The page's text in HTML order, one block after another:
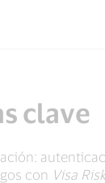
clave
con Visa